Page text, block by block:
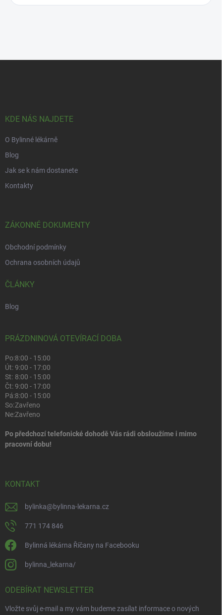
KDE NÁS NAJDETE
O Bylinné lékárně
Blog
Jak se k nám dostanete
Kontakty
ZÁKONNÉ DOKUMENTY
Obchodní podmínky
Ochrana osobních údajů
ČLÁNKY
Blog
PRÁZDNINOVÁ OTEVÍRACÍ DOBA
Po:8:00 - 15:00
Út:9:00 - 17:00
St: 8:00 - 15:00
Čt:9:00 - 17:00
Pá:8:00 - 15:00
So:Zavřeno
Ne:Zavřeno
Po předchozí telefonické dohodě Vás rádi obsloužíme i mimo
pracovní dobu!
KONTAKT
bylinka@bylinna-lekarna.cz
771 174 846
Bylinná lékárna Říčany na Facebooku
bylinna_lekarna/
ODEBÍRAT NEWSLETTER
Vložte svůj e-mail a my vám budeme zasílat informace o nových